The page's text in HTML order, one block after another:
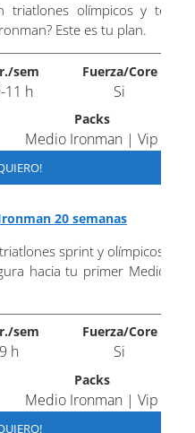
triatlones olímpicos y te
Este es tu plan.
sem
11 h
Fuerza/Core
Si
Packs
Medio Ironman | Vip
20 semanas
sprint y olímpicos,
hacia tu primer Medio
sem
9 h
Fuerza/Core
Si
Packs
Medio Ironman | Vip